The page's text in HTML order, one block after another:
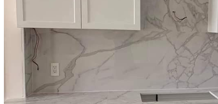
Đá Cầu Thang
Đá Bàn Bếp
Đá Bàn Bếp
Đá Lát Nền
Đá Bàn Bếp Cao Cấp
Đá Ốp
Đá Ốp Bếp
Đá Ốp Mặt Tiền
Đá Ốp Cột